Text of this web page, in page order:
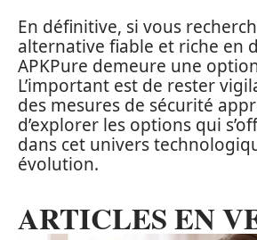
En définitive, si vous
alternative fiable et riche en
APKPure demeure une
L’important est de rester
des mesures de sécurité
d’explorer les options qui
dans cet univers
évolution.
ARTICLES EN